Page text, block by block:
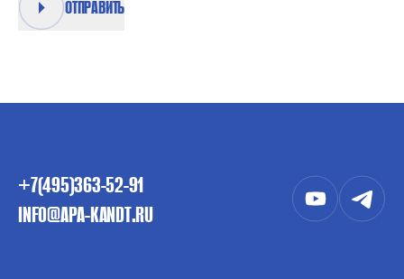
ОТПРАВИТЬ
+7(495)363-52-91
INFO@APA-KANDT.RU